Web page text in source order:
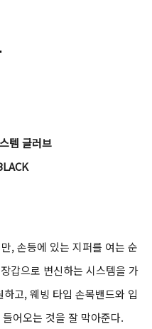
템 글러브
, 손등에 있는 지퍼를 여는 순
갑으로 변신하는 시스템을 가
고, 웨빙 타입 손목밴드와 입
어오는 것을 잘 막아준다.